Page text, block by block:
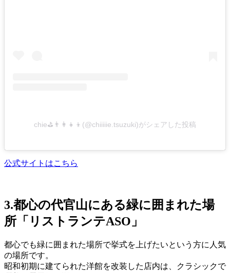
chie⛳️👨‍👩‍👧‍👦(@chiiiiie.tsuzuki)がシェアした投稿
公式サイトはこちら
3.都心の代官山にある緑に囲まれた場
所「リストランテASO」
都心でも緑に囲まれた場所で挙式を上げたいという方に人気
の場所です。
昭和初期に建てられた洋館を改装した店内は、クラシックで